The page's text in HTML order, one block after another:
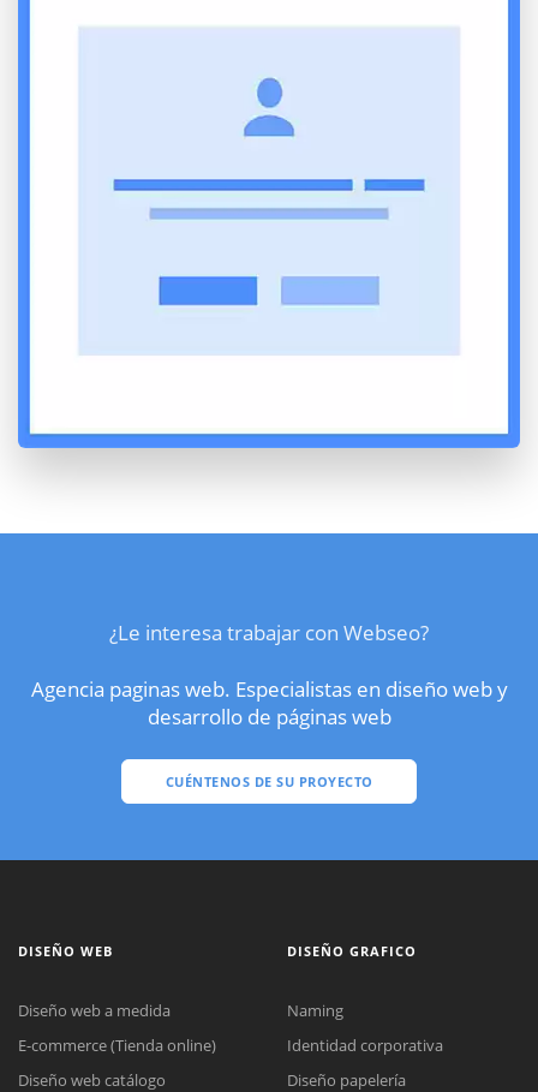
¿Le interesa trabajar con Webseo?
Agencia paginas web. Especialistas en diseño web y
desarrollo de páginas web
CUÉNTENOS DE SU PROYECTO
DISEÑO WEB
Diseño web a medida
E-commerce (Tienda online)
Diseño web catálogo
DISEÑO GRAFICO
Naming
Identidad corporativa
Diseño papelería